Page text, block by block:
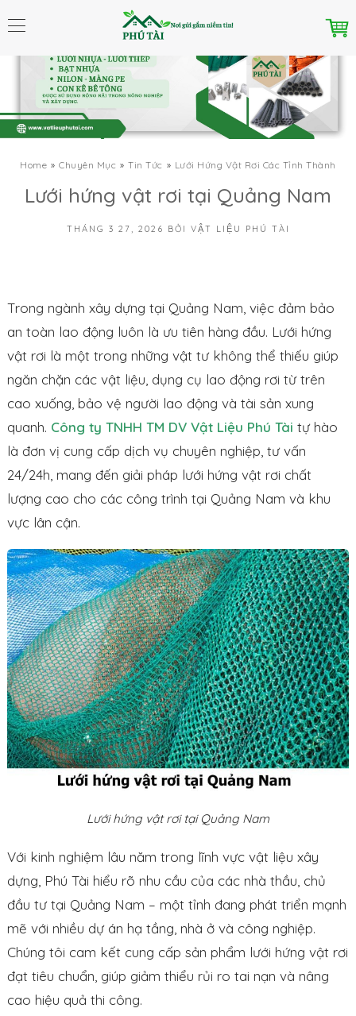
Home Chuyên Mục Tin Tức Lưới Hứng Vật Rơi Các Tỉnh Thành
Lưới hứng vật rơi tại Quảng Nam
THÁNG 3 27, 2026 BỞI VẬT LIỆU PHÚ TÀI
Trong ngành xây dựng tại Quảng Nam, việc đảm bảo
an toàn lao động luôn là ưu tiên hàng đầu. Lưới hứng
vật rơi là một trong những vật tư không thể thiếu giúp
ngăn chặn các vật liệu, dụng cụ lao động rơi từ trên
cao xuống, bảo vệ người lao động và tài sản xung
quanh. Công ty TNHH TM DV Vật Liệu Phú Tài tự hào
là đơn vị cung cấp dịch vụ chuyên nghiệp, tư vấn
24/24h, mang đến giải pháp lưới hứng vật rơi chất
lượng cao cho các công trình tại Quảng Nam và khu
vực lân cận.
Lưới hứng vật rơi tại Quảng Nam
Với kinh nghiệm lâu năm trong lĩnh vực vật liệu xây
dựng, Phú Tài hiểu rõ nhu cầu của các nhà thầu, chủ
đầu tư tại Quảng Nam – một tỉnh đang phát triển mạnh
mẽ với nhiều dự án hạ tầng, nhà ở và công nghiệp.
Chúng tôi cam kết cung cấp sản phẩm lưới hứng vật rơi
đạt tiêu chuẩn, giúp giảm thiểu rủi ro tai nạn và nâng
cao hiệu quả thi công.